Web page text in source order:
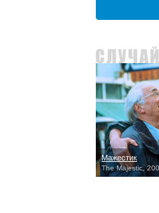
Мажестик
The Majestic,